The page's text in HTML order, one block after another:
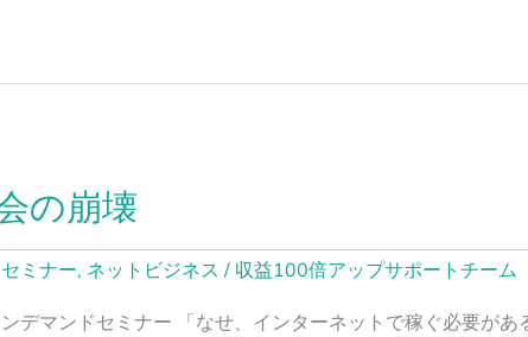
の崩壊
ミナー, ネットビジネス / 収益100倍アップサポートチーム
デマンドセミナー 「なせ、インターネットで稼ぐ必要が